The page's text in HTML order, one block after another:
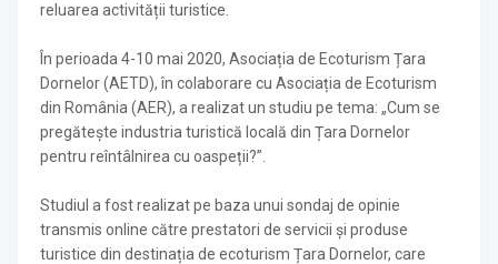
reluarea activității turistice.
În perioada 4-10 mai 2020, Asociația de Ecoturism Țara
Dornelor (AETD), în colaborare cu Asociația de Ecoturism
din România (AER), a realizat un studiu pe tema: „Cum se
pregătește industria turistică locală din Țara Dornelor
pentru reîntâlnirea cu oaspeții?”.
Studiul a fost realizat pe baza unui sondaj de opinie
transmis online către prestatori de servicii și produse
turistice din destinația de ecoturism Țara Dornelor, care